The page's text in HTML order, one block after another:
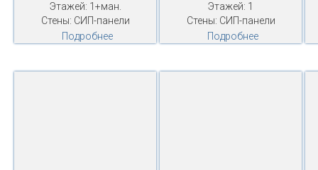
Этажей: 1+ман.
Стены: СИП-панели
Подробнее
Этажей: 1
Стены: СИП-панели
Подробнее